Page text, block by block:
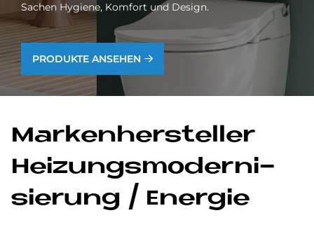
Sachen Hygiene, Komfort und Design.
PRODUKTE ANSEHEN
Mar­ken­her­stel­ler
Hei­zungs­mo­der­ni­
sie­rung / En­er­gie